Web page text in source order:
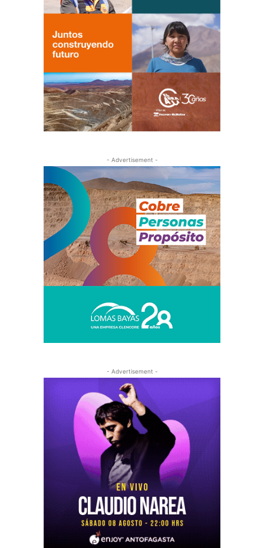
- Advertisement -
- Advertisement -